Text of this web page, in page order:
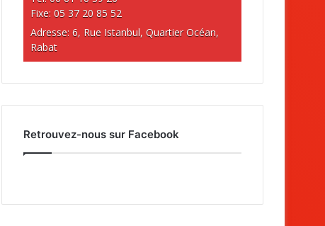
Fixe: 05 37 20 85 52
Adresse: 6, Rue Istanbul, Quartier Océan,
Rabat
Retrouvez-nous sur Facebook